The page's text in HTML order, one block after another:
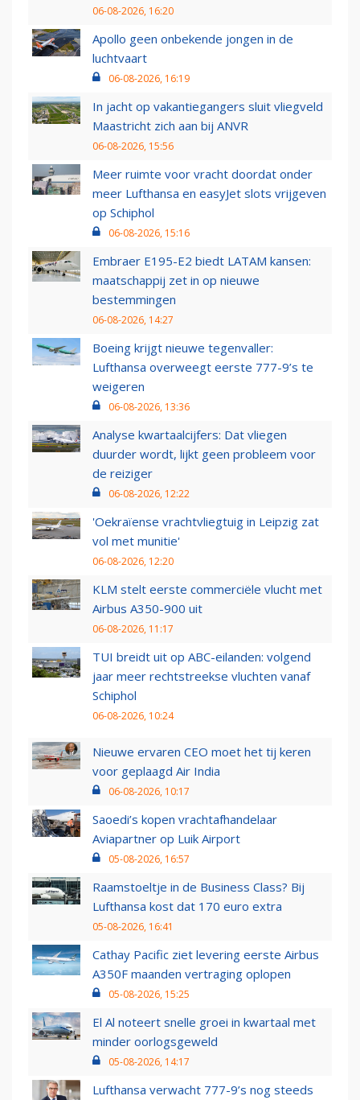
06-08-2026, 16:20
Apollo geen onbekende jongen in de
luchtvaart
06-08-2026, 16:19
In jacht op vakantiegangers sluit vliegveld
Maastricht zich aan bij ANVR
06-08-2026, 15:56
Meer ruimte voor vracht doordat onder
meer Lufthansa en easyJet slots vrijgeven
op Schiphol
06-08-2026, 15:16
Embraer E195-E2 biedt LATAM kansen:
maatschappij zet in op nieuwe
bestemmingen
06-08-2026, 14:27
Boeing krijgt nieuwe tegenvaller:
Lufthansa overweegt eerste 777-9’s te
weigeren
06-08-2026, 13:36
Analyse kwartaalcijfers: Dat vliegen
duurder wordt, lijkt geen probleem voor
de reiziger
06-08-2026, 12:22
'Oekraïense vrachtvliegtuig in Leipzig zat
vol met munitie'
06-08-2026, 12:20
KLM stelt eerste commerciële vlucht met
Airbus A350-900 uit
06-08-2026, 11:17
TUI breidt uit op ABC-eilanden: volgend
jaar meer rechtstreekse vluchten vanaf
Schiphol
06-08-2026, 10:24
Nieuwe ervaren CEO moet het tij keren
voor geplaagd Air India
06-08-2026, 10:17
Saoedi’s kopen vrachtafhandelaar
Aviapartner op Luik Airport
05-08-2026, 16:57
Raamstoeltje in de Business Class? Bij
Lufthansa kost dat 170 euro extra
05-08-2026, 16:41
Cathay Pacific ziet levering eerste Airbus
A350F maanden vertraging oplopen
05-08-2026, 15:25
El Al noteert snelle groei in kwartaal met
minder oorlogsgeweld
05-08-2026, 14:17
Lufthansa verwacht 777-9’s nog steeds